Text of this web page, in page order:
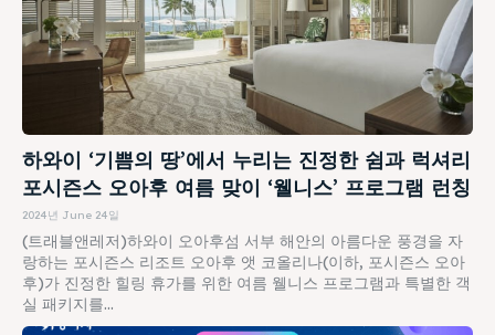
하와이 ‘기쁨의 땅’에서 누리는 진정한 쉼과 럭셔리
포시즌스 오아후 여름 맞이 ‘웰니스’ 프로그램 런칭
2024년 June 24일
(트래블앤레저)하와이 오아후섬 서부 해안의 아름다운 풍경을 자
랑하는 포시즌스 리조트 오아후 앳 코올리나(이하, 포시즌스 오아
후)가 진정한 힐링 휴가를 위한 여름 웰니스 프로그램과 특별한 객
실 패키지를...